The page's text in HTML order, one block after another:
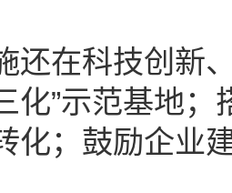
在科技创新
化”示范基地
化；鼓励企业